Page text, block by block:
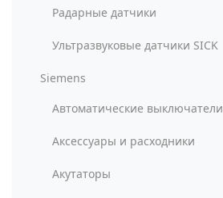
Радарные датчики
Ультразвуковые датчики SICK
Siemens
Автоматические выключатели
Аксессуары и расходники
Акутаторы